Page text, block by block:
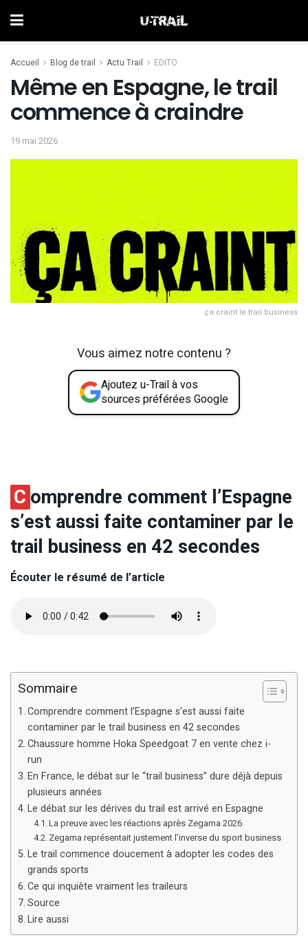
Accueil Blog de trail Actu Trail EDITO
Même en Espagne, le trail
commence à craindre
19 mai 2026
ça craint le trail business
Vous aimez notre contenu ?
Ajoutez u-Trail à vos
sources préférées Google
C omprendre comment l’Espagne
s’est aussi faite contaminer par le
trail business en 42 secondes
Écouter le résumé de l’article
Sommaire
Comprendre comment l’Espagne s’est aussi faite
contaminer par le trail business en 42 secondes
Chaussure homme Hoka Speedgoat 7 en vente chez i-
run
En France, le débat sur le “trail business” dure déjà depuis
plusieurs années
Le débat sur les dérives du trail est arrivé en Espagne
La preuve avec les réactions après Zegama 2026
Zegama représentait justement l’inverse du sport business
Le trail commence doucement à adopter les codes des
grands sports
Ce qui inquiète vraiment les traileurs
Source
Lire aussi